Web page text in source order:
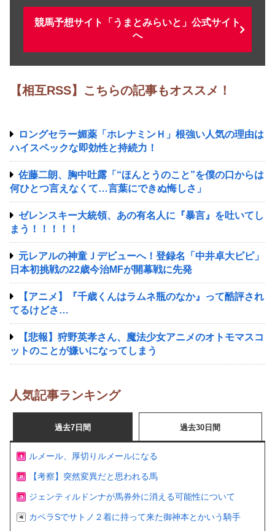
競馬予想サイト「うまとみらいと」公式サイト
へ
【相互RSS】こちらの記事もオススメ！
ロングセラー媚薬「ホレナミンＨ」根強い人気の理由は
ハイスペックな即効性と持続力！
佐藤二朗、胸中吐露「“ほんとうのこと”を僕の口からは
何ひとつ言えなくて…言葉にできぬ悔しさ」
ゼレンスキー大統領、あの有名人に『暴言』を吐いてし
まう！！！！！
元レアルの神童Ｊデビューへ！登録名「中井卓大ピピ」
日本初挑戦の22歳今治MFが開幕戦に先発
【アニメ】『千歳くんはラムネ瓶のなか』って酷評され
てるけどさ…
【悲報】狩野英孝さん、魔法少女アニメのオトモマスコ
ットのことが嫌いになってしまう
人気記事ランキング
過去7日間 過去30日間
ルメール、厚切りルメールになる
【考察】突然変異だと思われる馬
ジェンティルドンナが馬券外に消える可能性について
カペラSでサトノ２着に持って来た御神本とかいう騎手